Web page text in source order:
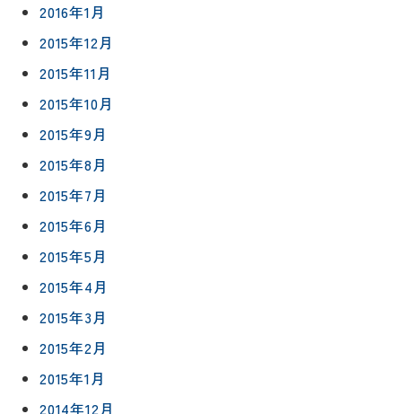
2016年1月
2015年12月
2015年11月
2015年10月
2015年9月
2015年8月
2015年7月
2015年6月
2015年5月
2015年4月
2015年3月
2015年2月
2015年1月
2014年12月